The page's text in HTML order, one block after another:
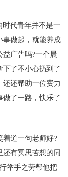
时代青年并不是一
事做起，就能养成
益广告吗?一个晨
下了不小心扔到了
还还帮助一位费力
做了一路，快乐了
着道一句老师好?
有冥思苦想的同
举手之劳帮他把